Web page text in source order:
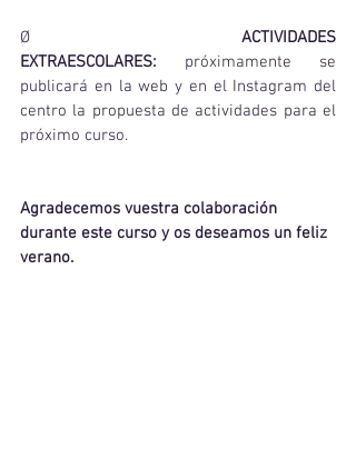
Ø ACTIVIDADES
EXTRAESCOLARES: próximamente se
publicará en la web y en el Instagram del
centro la propuesta de actividades para el
próximo curso.
Agradecemos vuestra colaboración
durante este curso y os deseamos un feliz
verano.